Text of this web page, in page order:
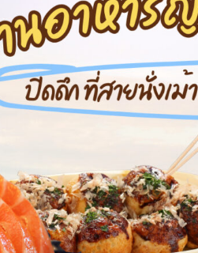
โซบะ/อุด้ง
ขนมหวานญี่ปุ่น
เทมปุระ
โอมากาเสะ
ร้านอาหารญี่ปุ่นระดับพรีเมียม
อาหารตะวันตกสไตล์ญี่ปุ่น
ปลาไหลย่าง
ข้าวปั้นญี่ปุ่น